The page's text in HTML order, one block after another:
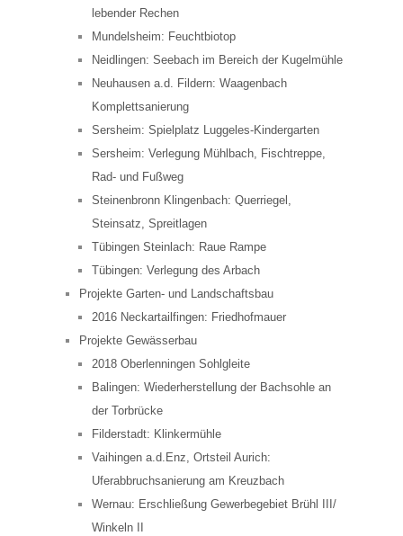
lebender Rechen
Mundelsheim: Feuchtbiotop
Neidlingen: Seebach im Bereich der Kugelmühle
Neuhausen a.d. Fildern: Waagenbach
Komplettsanierung
Sersheim: Spielplatz Luggeles-Kindergarten
Sersheim: Verlegung Mühlbach, Fischtreppe,
Rad- und Fußweg
Steinenbronn Klingenbach: Querriegel,
Steinsatz, Spreitlagen
Tübingen Steinlach: Raue Rampe
Tübingen: Verlegung des Arbach
Projekte Garten- und Landschaftsbau
2016 Neckartailfingen: Friedhofmauer
Projekte Gewässerbau
2018 Oberlenningen Sohlgleite
Balingen: Wiederherstellung der Bachsohle an
der Torbrücke
Filderstadt: Klinkermühle
Vaihingen a.d.Enz, Ortsteil Aurich:
Uferabbruchsanierung am Kreuzbach
Wernau: Erschließung Gewerbegebiet Brühl III/
Winkeln II